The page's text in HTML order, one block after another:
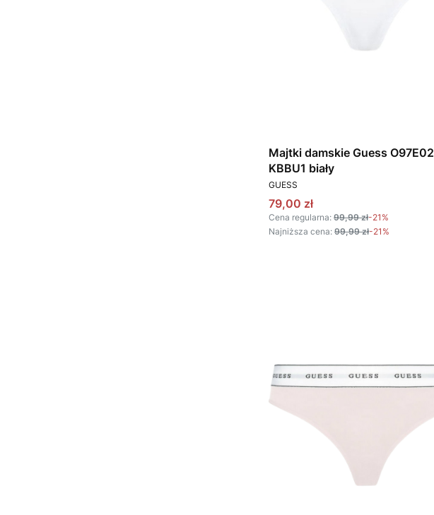
Majtki damskie Guess O97E02
KBBU1 biały
PRODUCENT
GUESS
Cena promocyjna
79,00 zł
Cena regularna: 99,99 zł-21%
Najniższa cena: 99,99 zł-21%